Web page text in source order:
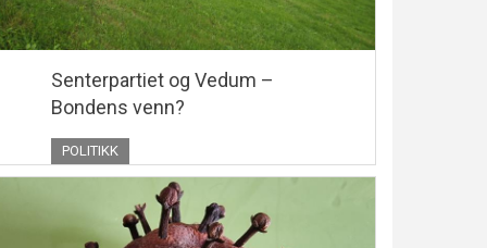
Senterpartiet og Vedum –
Bondens venn?
POLITIKK